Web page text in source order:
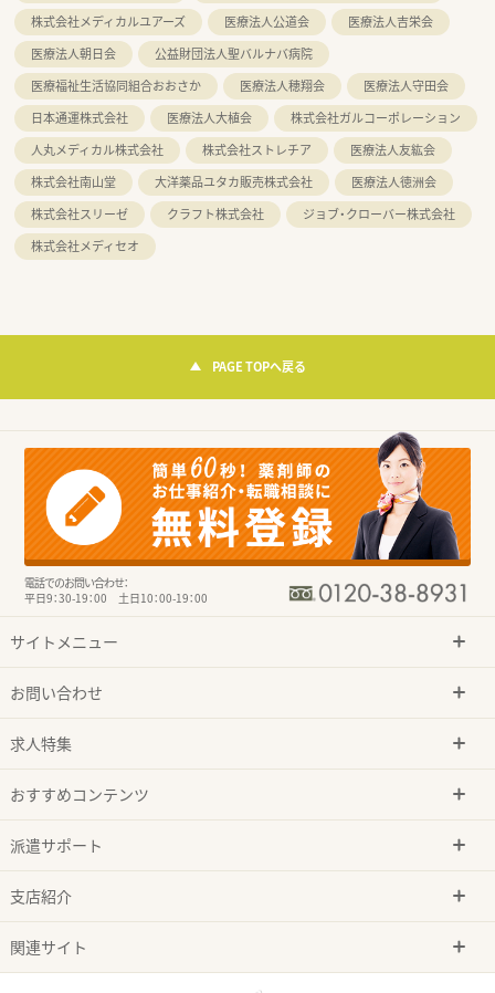
株式会社メディカルユアーズ
医療法人公道会
医療法人吉栄会
医療法人朝日会
公益財団法人聖バルナバ病院
医療福祉生活協同組合おおさか
医療法人穂翔会
医療法人守田会
日本通運株式会社
医療法人大植会
株式会社ガルコーポレーション
人丸メディカル株式会社
株式会社ストレチア
医療法人友紘会
株式会社南山堂
大洋薬品ユタカ販売株式会社
医療法人徳洲会
株式会社スリーゼ
クラフト株式会社
ジョブ・クローバー株式会社
株式会社メディセオ
PAGE TOPへ戻る
電話でのお問い合わせ：
平日9：30-19：00 土日10：00-19：00
サイトメニュー
お問い合わせ
求人特集
おすすめコンテンツ
派遣サポート
支店紹介
関連サイト